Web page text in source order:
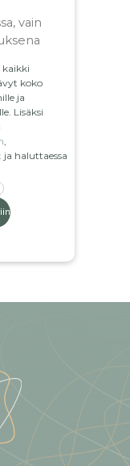
vain
kaikki
koko
ja
Lisäksi
ja haluttaessa